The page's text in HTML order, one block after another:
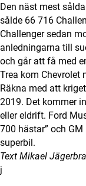
Den näst mest
sålde 66 716
Challenger sedan
anledningarna till
och går att få med
Trea kom Chevrolet
Räkna med att
2019. Det kommer
eller eldrift. Ford
700 hästar” och
superbil.
Text Mikael
j